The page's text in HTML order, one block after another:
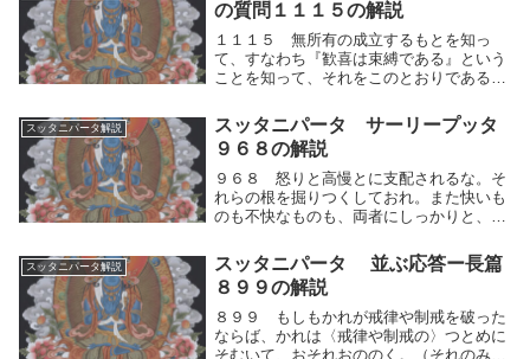
とも言います...
の質問１１１５の解説
１１１５ 無所有の成立するもとを知っ
て、すなわち『歓喜は束縛である』という
ことを知って、それをこのとおりであると
ずかに観ずる。安立したそのバラモンに
は、この〈ありのままに知る智〉が存す
る。」無常を知り、...
スッタニパータ解説
スッタニパータ サーリープッタ
９６８の解説
９６８ 怒りと高慢とに支配されるな。そ
れらの根を掘りつくしておれ。また快いも
のも不快なものも、両者にしっかりと、う
動（快⇔不快）が発生すると、その快が手
に入らないと怒り、あるいは不快を感じて
も怒る。ある...
スッタニパータ解説
スッタニパータ 並ぶ応答ー長篇
８９９の解説
８９９ もしもかれが戒律や制戒を破った
ならば、かれは〈戒律や制戒の〉つとめに
そむいて、おそれおののく。（それのみな